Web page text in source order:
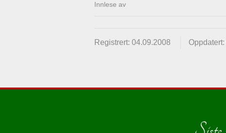
Innlese av
Registrert: 04.09.2008